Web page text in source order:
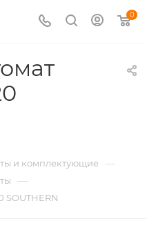
0
и комплектующие —
—
SOUTHERN